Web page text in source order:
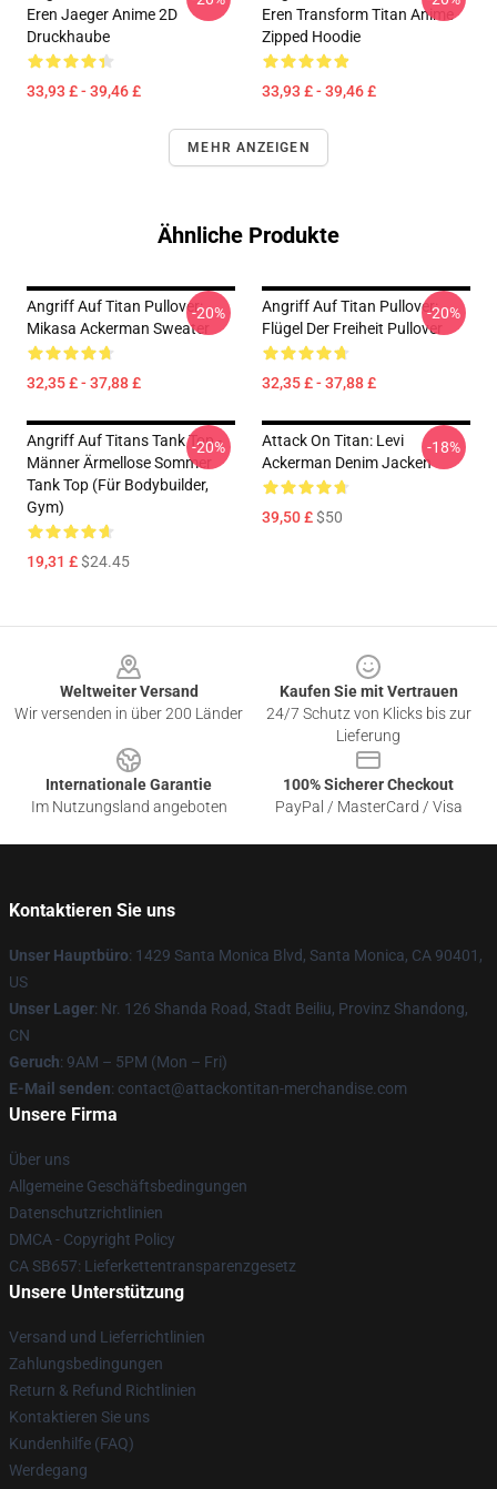
Eren Jaeger Anime 2D
Druckhaube
33,93 £ - 39,46 £
Eren Transform Titan Anime
Zipped Hoodie
33,93 £ - 39,46 £
MEHR ANZEIGEN
Ähnliche Produkte
Angriff Auf Titan Pullover:
Mikasa Ackerman Sweater
32,35 £ - 37,88 £
-20%
Angriff Auf Titan Pullover:
Flügel Der Freiheit Pullover
32,35 £ - 37,88 £
-20%
Angriff Auf Titans Tank Top -
Männer Ärmellose Sommer
Tank Top (für Bodybuilder,
Gym)
19,31 £$24.45
-20%
Attack On Titan: Levi
Ackerman Denim Jacken
39,50 £$50
-18%
Weltweiter Versand
Wir versenden in über 200 Länder
Kaufen Sie mit Vertrauen
24/7 Schutz von Klicks bis zur
Lieferung
Internationale Garantie
Im Nutzungsland angeboten
100% Sicherer Checkout
PayPal / MasterCard / Visa
Kontaktieren Sie uns
Unser Hauptbüro: 1429 Santa Monica Blvd, Santa Monica, CA 90401,
US
Unser Lager: Nr. 126 Shanda Road, Stadt Beiliu, Provinz Shandong,
CN
Geruch: 9AM – 5PM (Mon – Fri)
E-Mail senden: contact@attackontitan-merchandise.com
Unsere Firma
Über uns
Allgemeine Geschäftsbedingungen
Datenschutzrichtlinien
DMCA - Copyright Policy
CA SB657: Lieferkettentransparenzgesetz
Unsere Unterstützung
Versand und Lieferrichtlinien
Zahlungsbedingungen
Return & Refund Richtlinien
Kontaktieren Sie uns
Kundenhilfe (FAQ)
Werdegang